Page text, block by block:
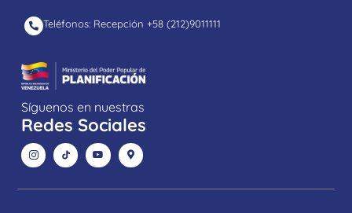
Teléfonos: Recepción +58 ​(212)9011111
Síguenos en nuestras
Redes Sociales